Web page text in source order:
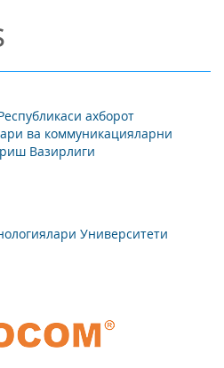
ахборот
ва коммуникацияларни
Вазирлиги
Университети